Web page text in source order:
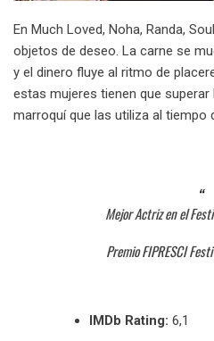
En Much Loved, Noha, Randa,
objetos de deseo. La carne se
y el dinero fluye al ritmo de
estas mujeres tienen que
marroquí que las utiliza al tiempo
Mejor Actriz en el
Premio FIPRESCI
IMDb Rating: 6,1